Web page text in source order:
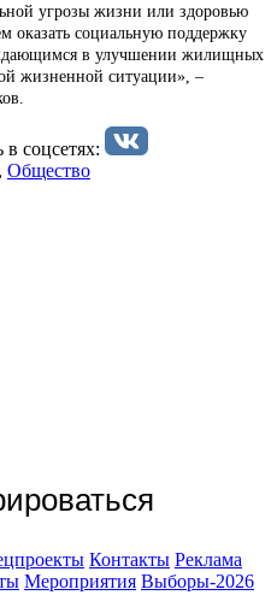
угрозы жизни или здоровью
оказать социальную поддержку
в улучшении жилищных
жизненной ситуации», –
соцсетях:
, Общество
Контакты Реклама
Мероприятия Выборы-2026